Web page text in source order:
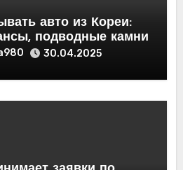
авто из Кореи:
подводные камни
30.04.2025